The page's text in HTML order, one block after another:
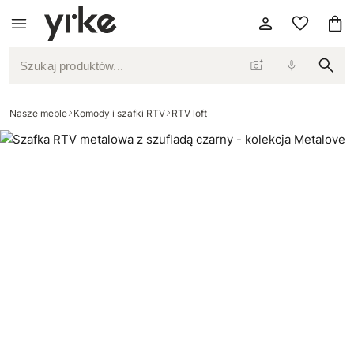
Szukaj produktów...
Nasze meble Komody i szafki RTV RTV loft